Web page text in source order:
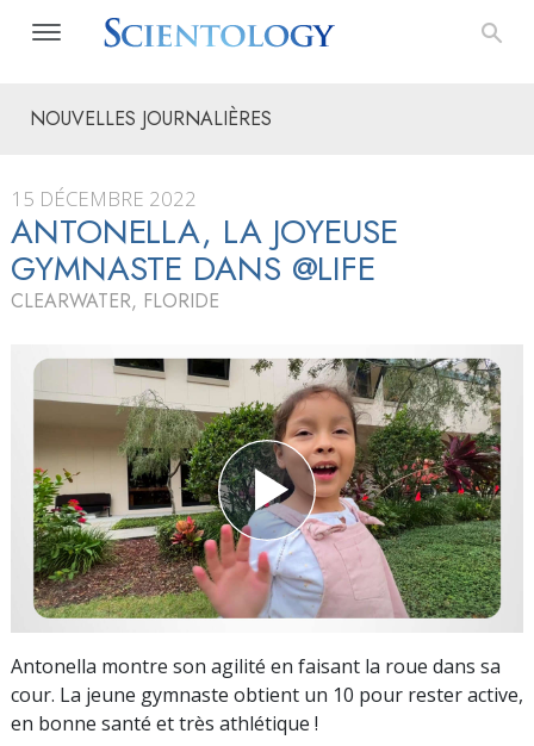
NOUVELLES JOURNALIÈRES
15 DÉCEMBRE 2022
ANTONELLA, LA JOYEUSE
GYMNASTE DANS @LIFE
CLEARWATER, FLORIDE
Antonella montre son agilité en faisant la roue dans sa
cour. La jeune gymnaste obtient un 10 pour rester active,
en bonne santé et très athlétique !